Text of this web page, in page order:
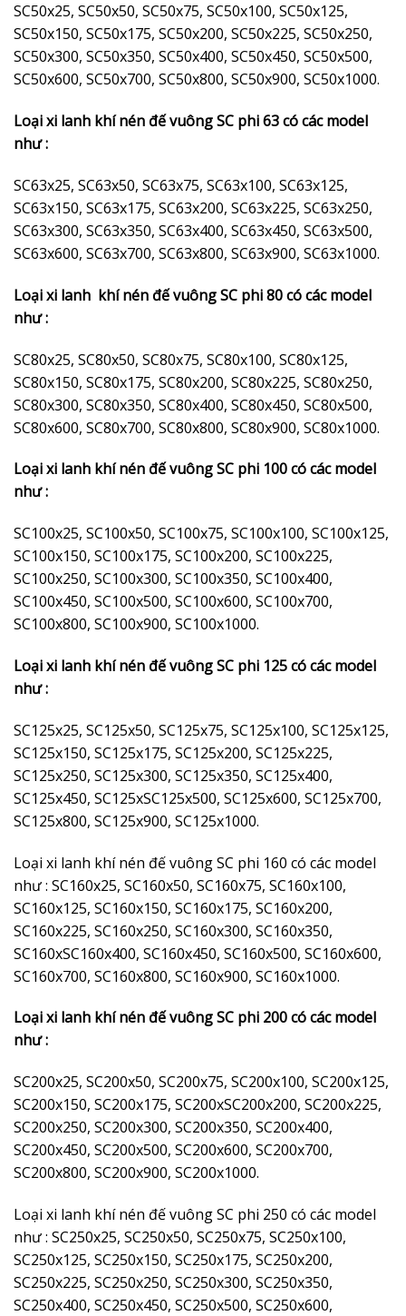
SC50x25, SC50x50, SC50x75, SC50x100, SC50x125,
SC50x150, SC50x175, SC50x200, SC50x225, SC50x250,
SC50x300, SC50x350, SC50x400, SC50x450, SC50x500,
SC50x600, SC50x700, SC50x800, SC50x900, SC50x1000.
Loại xi lanh khí nén đế vuông SC phi 63 có các model
như :
SC63x25, SC63x50, SC63x75, SC63x100, SC63x125,
SC63x150, SC63x175, SC63x200, SC63x225, SC63x250,
SC63x300, SC63x350, SC63x400, SC63x450, SC63x500,
SC63x600, SC63x700, SC63x800, SC63x900, SC63x1000.
Loại xi lanh khí nén đế vuông SC phi 80 có các model
như :
SC80x25, SC80x50, SC80x75, SC80x100, SC80x125,
SC80x150, SC80x175, SC80x200, SC80x225, SC80x250,
SC80x300, SC80x350, SC80x400, SC80x450, SC80x500,
SC80x600, SC80x700, SC80x800, SC80x900, SC80x1000.
Loại xi lanh khí nén đế vuông SC phi 100 có các model
như :
SC100x25, SC100x50, SC100x75, SC100x100, SC100x125,
SC100x150, SC100x175, SC100x200, SC100x225,
SC100x250, SC100x300, SC100x350, SC100x400,
SC100x450, SC100x500, SC100x600, SC100x700,
SC100x800, SC100x900, SC100x1000.
Loại xi lanh khí nén đế vuông SC phi 125 có các model
như :
SC125x25, SC125x50, SC125x75, SC125x100, SC125x125,
SC125x150, SC125x175, SC125x200, SC125x225,
SC125x250, SC125x300, SC125x350, SC125x400,
SC125x450, SC125xSC125x500, SC125x600, SC125x700,
SC125x800, SC125x900, SC125x1000.
Loại xi lanh khí nén đế vuông SC phi 160 có các model
như : SC160x25, SC160x50, SC160x75, SC160x100,
SC160x125, SC160x150, SC160x175, SC160x200,
SC160x225, SC160x250, SC160x300, SC160x350,
SC160xSC160x400, SC160x450, SC160x500, SC160x600,
SC160x700, SC160x800, SC160x900, SC160x1000.
Loại xi lanh khí nén đế vuông SC phi 200 có các model
như :
SC200x25, SC200x50, SC200x75, SC200x100, SC200x125,
SC200x150, SC200x175, SC200xSC200x200, SC200x225,
SC200x250, SC200x300, SC200x350, SC200x400,
SC200x450, SC200x500, SC200x600, SC200x700,
SC200x800, SC200x900, SC200x1000.
Loại xi lanh khí nén đế vuông SC phi 250 có các model
như : SC250x25, SC250x50, SC250x75, SC250x100,
SC250x125, SC250x150, SC250x175, SC250x200,
SC250x225, SC250x250, SC250x300, SC250x350,
SC250x400, SC250x450, SC250x500, SC250x600,